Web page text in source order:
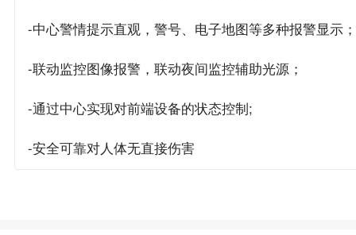
-中心警情提示直观，警号、电子地图等多种报警显示；
-联动监控图像报警，联动夜间监控辅助光源；
-通过中心实现对前端设备的状态控制;
-安全可靠对人体无直接伤害